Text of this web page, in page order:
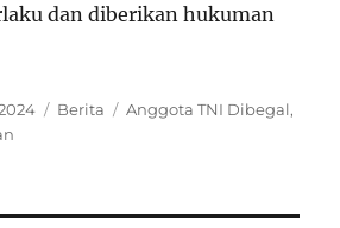
dan diberikan hukuman
Categories
Berita Tags
Anggota TNI Dibegal,